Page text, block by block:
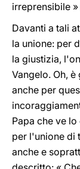
irreprensibile »
Davanti a tali
la unione: per
la giustizia,
Vangelo. Oh,
anche per
Papa che ve
per l'unione di
anche e